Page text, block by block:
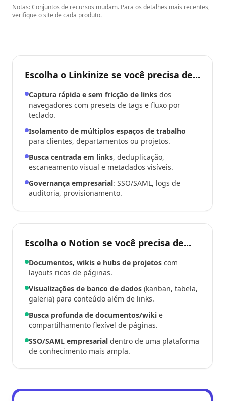
Notas: Conjuntos de recursos mudam. Para os detalhes mais recentes,
verifique o site de cada produto.
Escolha o Linkinize se você precisa de...
Captura rápida e sem fricção de links dos
navegadores com presets de tags e fluxo por
teclado.
Isolamento de múltiplos espaços de trabalho
para clientes, departamentos ou projetos.
Busca centrada em links, deduplicação,
escaneamento visual e metadados visíveis.
Governança empresarial: SSO/SAML, logs de
auditoria, provisionamento.
Escolha o Notion se você precisa de...
Documentos, wikis e hubs de projetos com
layouts ricos de páginas.
Visualizações de banco de dados (kanban, tabela,
galeria) para conteúdo além de links.
Busca profunda de documentos/wiki e
compartilhamento flexível de páginas.
SSO/SAML empresarial dentro de uma plataforma
de conhecimento mais ampla.